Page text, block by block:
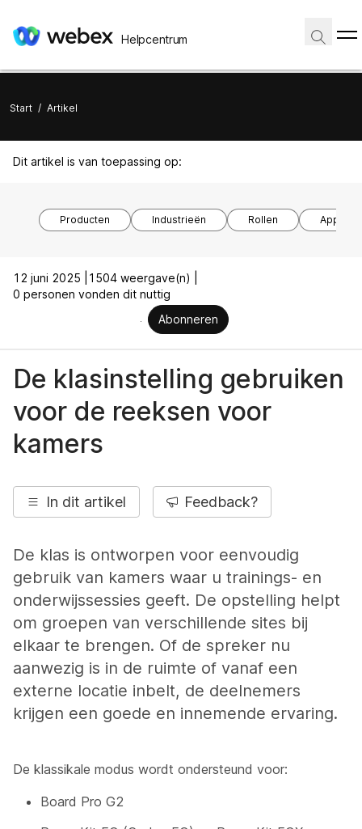
Helpcentrum
Start / Artikel
Dit artikel is van toepassing op:
Producten Industrieën Rollen
12 juni 2025 |
1504 weergave(n) |
0 personen vonden dit nuttig
Abonneren
De klasinstelling gebruiken
voor de reeksen voor
kamers
In dit artikel Feedback?
De klas is ontworpen voor eenvoudig
gebruik van kamers waar u trainings- en
onderwijssessies geeft. De opstelling helpt
om groepen van verschillende sites bij
elkaar te brengen. Of de spreker nu
aanwezig is in de ruimte of vanaf een
externe locatie inbelt, de deelnemers
krijgen een goede en innemende ervaring.
De klassikale modus wordt ondersteund voor:
Board Pro G2